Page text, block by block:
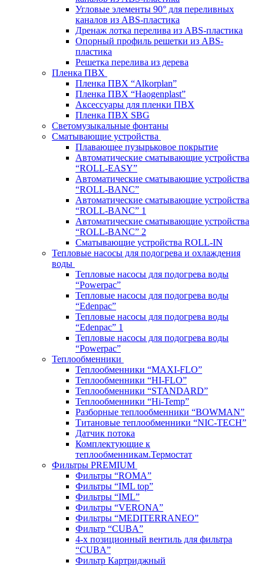
Угловые элементы 90° для переливных
каналов из ABS-пластика
Дренаж лотка перелива из ABS-пластика
Опорный профиль решетки из ABS-
пластика
Решетка перелива из дерева
Пленка ПВХ
Пленка ПВХ “Alkorplan”
Пленка ПВХ “Haogenplast”
Аксессуары для пленки ПВХ
Пленка ПВХ SBG
Светомузыкальные фонтаны
Сматывающие устройства
Плавающее пузырьковое покрытие
Автоматические сматывающие устройства
“ROLL-EASY”
Автоматические сматывающие устройства
“ROLL-BANC”
Автоматические сматывающие устройства
“ROLL-BANC” 1
Автоматические сматывающие устройства
“ROLL-BANC” 2
Сматывающие устройства ROLL-IN
Тепловые насосы для подогрева и охлаждения
воды
Тепловые насосы для подогрева воды
“Powerpac”
Тепловые насосы для подогрева воды
“Edenpac”
Тепловые насосы для подогрева воды
“Edenpac” 1
Тепловые насосы для подогрева воды
“Powerpac”
Теплообменники
Теплообменники “MAXI-FLO”
Теплообменники “HI-FLO”
Теплообменники “STANDARD”
Теплообменники “Hi-Temp”
Разборные теплообменники “BOWMAN”
Титановые теплообменники “NIC-TECH”
Датчик потока
Комплектующие к
теплообменникам.Термостат
Фильтры PREMIUM
Фильтры “ROMA”
Фильтры “IML top”
Фильтры “IML”
Фильтры “VERONA”
Фильтры “MEDITERRANEO”
Фильтр “CUBA”
4-х позиционный вентиль для фильтра
“CUBA”
Фильтр Картриджный